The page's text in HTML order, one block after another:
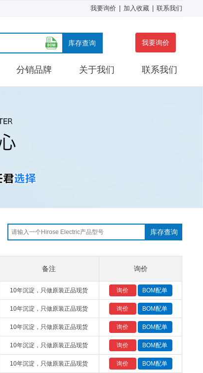
我要询价 加入收藏 联系我们
库存查询 我要询价
分销品牌 关于我们 联系我们
库存查询
备注 询价
10年沉淀，只做原装正品现货
10年沉淀，只做原装正品现货
10年沉淀，只做原装正品现货
10年沉淀，只做原装正品现货
10年沉淀，只做原装正品现货